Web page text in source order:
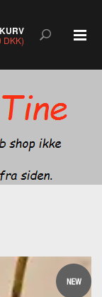
DKK)